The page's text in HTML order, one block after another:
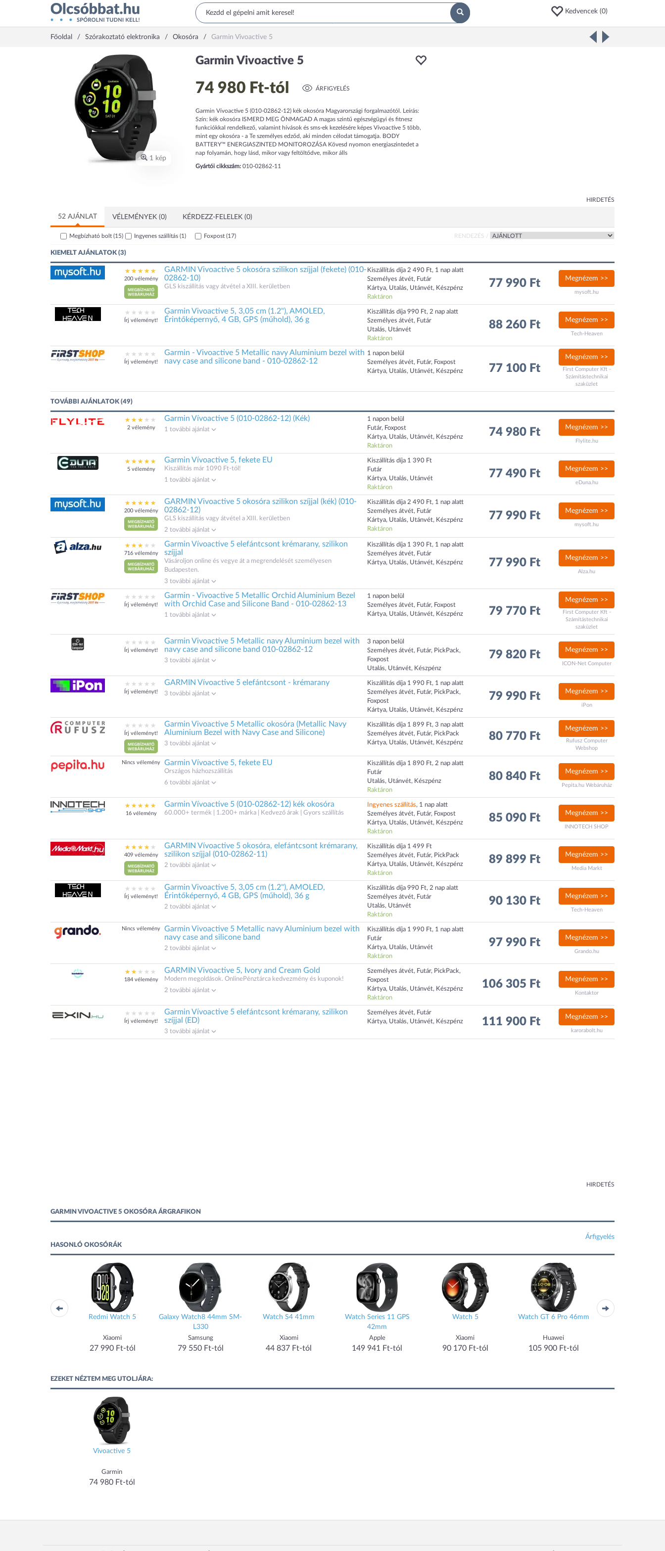
Kedvencek (0)
Főoldal Szórakoztató elektronika Okosóra Garmin Vivoactive 5
1 kép
Garmin Vivoactive 5
74 980 Ft-tól ÁRFIGYELÉS
Garmin Vívoactive 5 (010-02862-12) kék okosóra Magyarországi forgalmazótól. Leírás:
Szín: kék okosóra ISMERD MEG ÖNMAGAD A magas szintű egészségügyi és fitnesz
funkciókkal rendelkező, valamint hívások és sms-ek kezelésére képes Vívoactive 5 több,
mint egy okosóra - a Te személyes edződ, aki minden célodat támogatja. BODY
BATTERY™ ENERGIASZINTED MONITOROZÁSA Kövesd nyomon energiaszintedet a
nap folyamán, hogy lásd, mikor vagy feltöltődve, mikor álls
Gyártói cikkszám:010-02862-11
HIRDETÉS
52 AJÁNLAT VÉLEMÉNYEK (0) KÉRDEZZ-FELELEK (0)
Megbízható bolt (15) Ingyenes szállítás (1) Foxpost (17) RENDEZÉS /
KIEMELT AJÁNLATOK (3)
200 vélemény
GARMIN Vivoactive 5 okosóra szilikon szíjjal (fekete) (010-
02862-10)
GLS kiszállítás vagy átvétel a XIII. kerületben
Kiszállítás díja 2 490 Ft, 1 nap alatt
Személyes átvét, Futár
Kártya, Utalás, Utánvét, Készpénz
Raktáron
77 990 Ft Megnézem >>
mysoft.hu
Írj véleményt!
Garmin Vivoactive 5, 3,05 cm (1.2"), AMOLED,
Érintőképernyő, 4 GB, GPS (műhold), 36 g
Kiszállítás díja 990 Ft, 2 nap alatt
Személyes átvét, Futár
Utalás, Utánvét
Raktáron
88 260 Ft Megnézem >>
Tech-Heaven
Írj véleményt!
Garmin - Vivoactive 5 Metallic navy Aluminium bezel with
navy case and silicone band - 010-02862-12
1 napon belül
Személyes átvét, Futár, Foxpost
Kártya, Utalás, Utánvét, Készpénz
77 100 Ft
Megnézem >>
First Computer Kft -
Számítástechnikai
szaküzlet
TOVÁBBI AJÁNLATOK (49)
2 vélemény
Garmin Vívoactive 5 (010-02862-12) (Kék)
1 további ajánlat
1 napon belül
Futár, Foxpost
Kártya, Utalás, Utánvét, Készpénz
Raktáron
74 980 Ft Megnézem >>
Flylite.hu
5 vélemény
Garmin Vívoactive 5, fekete EU
Kiszállítás már 1090 Ft-tól!
1 további ajánlat
Kiszállítás díja 1 390 Ft
Futár
Kártya, Utalás, Utánvét
Raktáron
77 490 Ft Megnézem >>
eDuna.hu
200 vélemény
GARMIN Vivoactive 5 okosóra szilikon szíjjal (kék) (010-
02862-12)
GLS kiszállítás vagy átvétel a XIII. kerületben
2 további ajánlat
Kiszállítás díja 2 490 Ft, 1 nap alatt
Személyes átvét, Futár
Kártya, Utalás, Utánvét, Készpénz
Raktáron
77 990 Ft Megnézem >>
mysoft.hu
716 vélemény
Garmin Vívoactive 5 elefántcsont krémarany, szilikon
szíjjal
Vásároljon online és vegye át a megrendelését személyesen
Budapesten.
3 további ajánlat
Kiszállítás díja 1 390 Ft, 1 nap alatt
Személyes átvét, Futár
Kártya, Utalás, Utánvét, Készpénz
77 990 Ft Megnézem >>
Alza.hu
Írj véleményt!
Garmin - Vivoactive 5 Metallic Orchid Aluminium Bezel
with Orchid Case and Silicone Band - 010-02862-13
1 további ajánlat
1 napon belül
Személyes átvét, Futár, Foxpost
Kártya, Utalás, Utánvét, Készpénz
79 770 Ft
Megnézem >>
First Computer Kft -
Számítástechnikai
szaküzlet
Írj véleményt!
Garmin Vivoactive 5 Metallic navy Aluminium bezel with
navy case and silicone band 010-02862-12
3 további ajánlat
3 napon belül
Személyes átvét, Futár, PickPack,
Foxpost
Utalás, Utánvét, Készpénz
79 820 Ft Megnézem >>
ICON-Net Computer
Írj véleményt!
GARMIN Vívoactive 5 elefántcsont - krémarany
3 további ajánlat
Kiszállítás díja 1 990 Ft, 1 nap alatt
Személyes átvét, Futár, PickPack,
Foxpost
Kártya, Utalás, Utánvét, Készpénz
79 990 Ft Megnézem >>
iPon
Írj véleményt!
Garmin Vivoactive 5 Metallic okosóra (Metallic Navy
Aluminium Bezel with Navy Case and Silicone)
3 további ajánlat
Kiszállítás díja 1 899 Ft, 3 nap alatt
Személyes átvét, Futár, PickPack
Kártya, Utalás, Utánvét, Készpénz
80 770 Ft
Megnézem >>
Rufusz Computer
Webshop
Nincs vélemény Garmin Vívoactive 5, fekete EU
Országos házhozszállítás
6 további ajánlat
Kiszállítás díja 1 890 Ft, 2 nap alatt
Futár
Utalás, Utánvét, Készpénz
Raktáron
80 840 Ft Megnézem >>
Pepita.hu Webáruház
16 vélemény
Garmin Vívoactive 5 (010-02862-12) kék okosóra
60.000+ termék | 1.200+ márka | Kedvező árak | Gyors szállítás
Ingyenes szállítás, 1 nap alatt
Személyes átvét, Futár, Foxpost
Kártya, Utalás, Utánvét, Készpénz
Raktáron
85 090 Ft Megnézem >>
INNOTECH SHOP
409 vélemény
GARMIN Vívoactive 5 okosóra, elefántcsont krémarany,
szilikon szíjjal (010-02862-11)
2 további ajánlat
Kiszállítás díja 1 499 Ft
Személyes átvét, Futár, PickPack
Kártya, Utalás, Utánvét, Készpénz
Raktáron
89 899 Ft Megnézem >>
Media Markt
Írj véleményt!
Garmin Vivoactive 5, 3,05 cm (1.2"), AMOLED,
Érintőképernyő, 4 GB, GPS (műhold), 36 g
2 további ajánlat
Kiszállítás díja 990 Ft, 2 nap alatt
Személyes átvét, Futár
Utalás, Utánvét
Raktáron
90 130 Ft Megnézem >>
Tech-Heaven
Nincs vélemény
Garmin Vivoactive 5 Metallic navy Aluminium bezel with
navy case and silicone band
2 további ajánlat
Kiszállítás díja 1 990 Ft, 1 nap alatt
Futár
Kártya, Utalás, Utánvét
Raktáron
97 990 Ft Megnézem >>
Grando.hu
184 vélemény
GARMIN Vivoactive 5, Ivory and Cream Gold
Modern megoldások. OnlinePénztárca kedvezmény és kuponok!
2 további ajánlat
Személyes átvét, Futár, PickPack,
Foxpost
Kártya, Utalás, Utánvét, Készpénz
Raktáron
106 305 Ft Megnézem >>
Kontaktor
Írj véleményt!
Garmin Vívoactive 5 elefántcsont krémarany, szilikon
szíjjal (ED)
3 további ajánlat
Személyes átvét, Futár
Kártya, Utalás, Utánvét, Készpénz
111 900 Ft Megnézem >>
karorabolt.hu
HIRDETÉS
GARMIN VIVOACTIVE 5 OKOSÓRA ÁRGRAFIKON
Árfigyelés
HASONLÓ OKOSÓRÁK
Redmi Watch 5
27 990 Ft-tól
Galaxy Watch8 44mm SM-
79 550 Ft-tól
Watch S4 41mm
44 837 Ft-tól
Watch Series 11 GPS
149 941 Ft-tól 90 170 Ft-tól
Watch GT 6 Pro 46mm
105 900 Ft-tól
Galaxy Watch7 44mm
EZEKET NÉZTEM MEG UTOLJÁRA:
Vivoactive 5
Garmin
74 980 Ft-tól